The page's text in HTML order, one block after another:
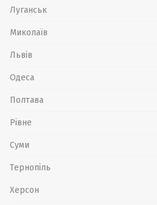
Луганськ
Миколаїв
Львів
Одеса
Полтава
Рівне
Суми
Тернопіль
Херсон